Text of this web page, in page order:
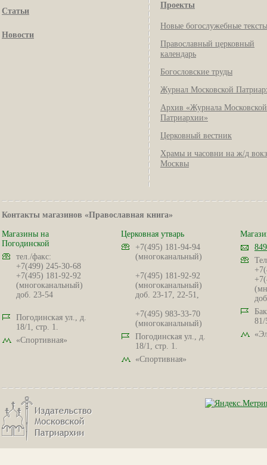
Статьи
Новости
Проекты
Новые богослужебные тексты
Православный церковный
календарь
Богословские труды
Журнал Московской
Архив «Журнала Московской
Патриархии»
Церковный вестник
Храмы и часовни на ж/д
Москвы
Контакты магазинов «Православная книга»
Магазины на
Погодинской
тел./факс:
+7(499) 245-30-68
+7(495) 181-92-92
(многоканальный)
доб. 23-54
Погодинская ул., д.
18/1, стр. 1.
«Спортивная»
Церковная утварь
+7(495) 181-94-94
(многоканальный)
+7(495) 181-92-92
(многоканальный)
доб. 23-17, 22-51,
+7(495) 983-33-70
(многоканальный)
Погодинская ул., д.
18/1, стр. 1.
«Спортивная»
81/